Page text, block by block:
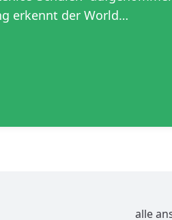
erkennt der World…
alle